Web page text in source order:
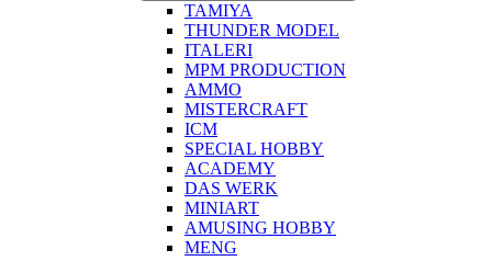
TAMIYA
THUNDER MODEL
ITALERI
MPM PRODUCTION
AMMO
MISTERCRAFT
ICM
SPECIAL HOBBY
ACADEMY
DAS WERK
MINIART
AMUSING HOBBY
MENG